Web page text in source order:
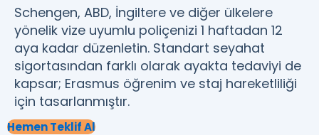
Schengen, ABD, İngiltere ve diğer ülkelere
yönelik vize uyumlu poliçenizi 1 haftadan 12
aya kadar düzenletin. Standart seyahat
sigortasından farklı olarak ayakta tedaviyi de
kapsar; Erasmus öğrenim ve staj hareketliliği
için tasarlanmıştır.
Hemen Teklif Al